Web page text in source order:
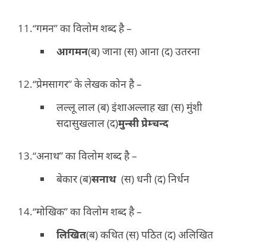
“गमन” का विलोम शब्द है –
आगमन(ब) जाना (स) आना (द) उतरना
“प्रेमसागर” के लेखक कोन है –
लल्लू लाल (ब) इंशाअल्लाह खा (स) मुंशी
सदासुखलाल (द)मुन्सी प्रेम्चन्द
“अनाथ” का विलोम शब्द है –
बेकार (ब)सनाथ (स) धनी (द) निर्धन
“मोखिक” का विलोम शब्द है –
लिखित(ब) कथित (स) पठित (द) अलिखित